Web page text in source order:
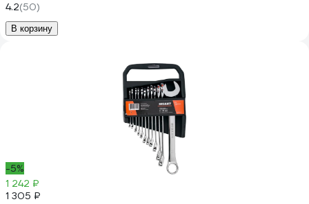
4.2(50)
В корзину
-5%
1 242 ₽
1 305 ₽